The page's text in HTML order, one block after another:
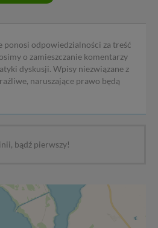
ponosi odpowiedzialności za treść
o zamieszczanie komentarzy
dyskusji. Wpisy niezwiązane z
naruszające prawo będą
bądź pierwszy!